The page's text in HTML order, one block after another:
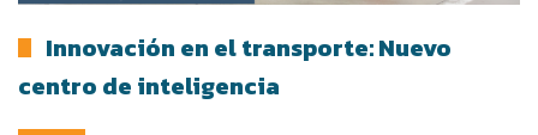
Innovación en el transporte: Nuevo
centro de inteligencia